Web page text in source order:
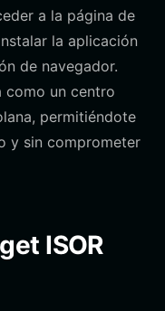
a la página de
la aplicación
de navegador.
como un centro
permitiéndote
y sin comprometer
ISOR